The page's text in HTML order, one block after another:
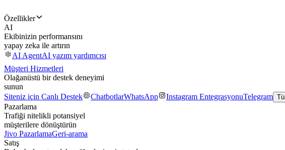
Özellikler
AI
Ekibinizin performansını
yapay zeka ile artırın
AI AgentAI yazım yardımcısı
Müşteri Hizmetleri
Olağanüstü bir destek deneyimi
sunun
Siteniz için Canlı Destek
ChatbotlarWhatsApp Instagram EntegrasyonuTelegram
Pazarlama
Trafiği nitelikli potansiyel
müşterilere dönüştürün
Jivo PazarlamaGeri-arama
Satış